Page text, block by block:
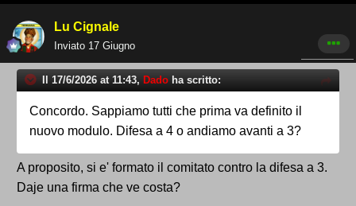
Lu Cignale
Inviato 17 Giugno
Il 17/6/2026 at 11:43, Dado ha scritto:
Concordo. Sappiamo tutti che prima va definito il
nuovo modulo. Difesa a 4 o andiamo avanti a 3?
A proposito, si e' formato il comitato contro la difesa a 3.
Daje una firma che ve costa?